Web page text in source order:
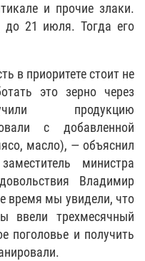
и прочие злаки.
до 21 июля. Тогда его
в приоритете стоит не
это зерно через
продукцию
с добавленной
масло), — объяснил
министра
Владимир
время мы увидели, что
ввели трехмесячный
поголовье и получить